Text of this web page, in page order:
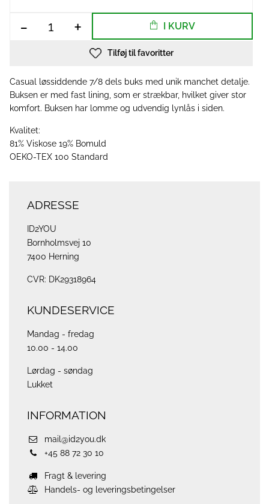
- + I KURV
Tilføj til favoritter
Casual løssiddende 7/8 dels buks med unik manchet detalje.
Buksen er med fast lining, som er strækbar, hvilket giver stor
komfort. Buksen har lomme og udvendig lynlås i siden.
Kvalitet:
81% Viskose 19% Bomuld
OEKO-TEX 100 Standard
ADRESSE
ID2YOU
Bornholmsvej 10
7400 Herning
CVR: DK29318964
KUNDESERVICE
Mandag - fredag
10.00 - 14.00
Lørdag - søndag
Lukket
INFORMATION
mail@id2you.dk
+45 88 72 30 10
Fragt & levering
Handels- og leveringsbetingelser